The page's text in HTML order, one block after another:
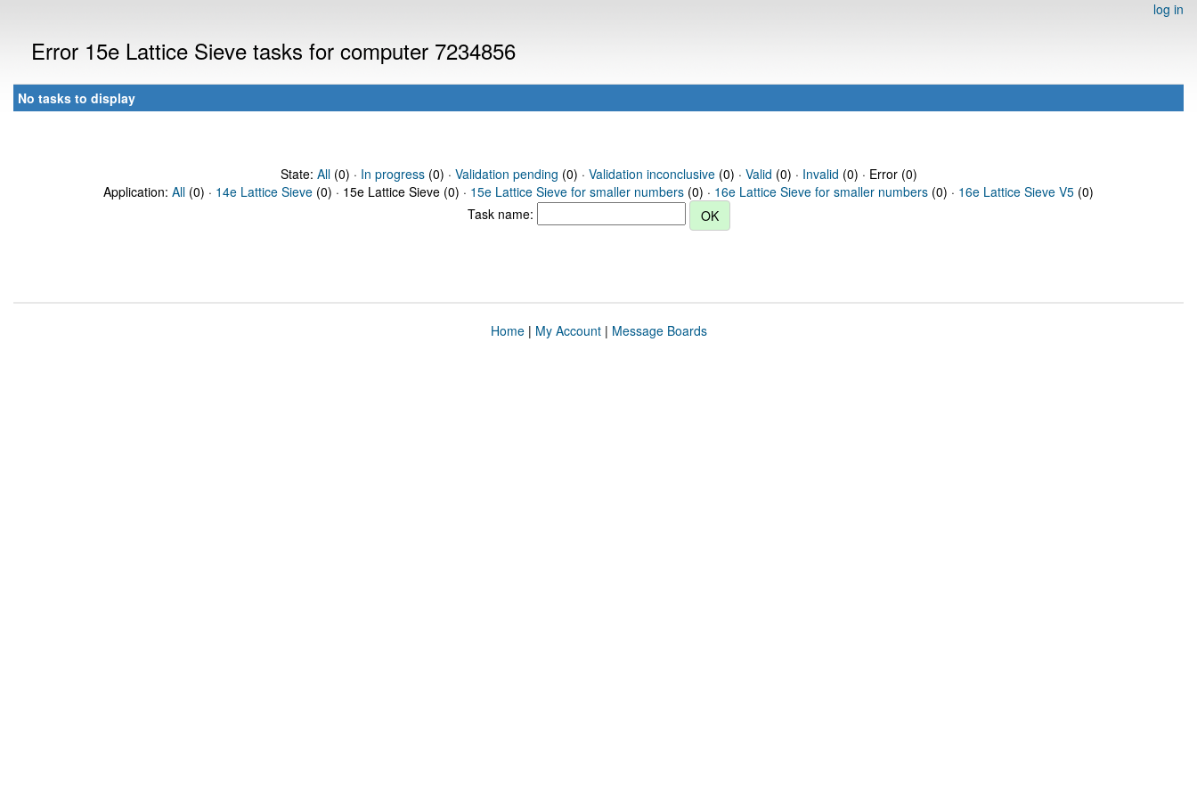
log in
Error 15e Lattice Sieve tasks for computer 7234856
No tasks to display
State: All(0) · In progress(0) · Validation pending (0) · Validation inconclusive(0) · Valid (0) · Invalid (0) · Error (0)
Application: All (0) · 14e Lattice Sieve (0) · 15e Lattice Sieve (0) · 15e Lattice Sieve for smaller numbers (0) · 16e Lattice Sieve for smaller numbers (0) · 16e Lattice Sieve V5 (0)
Task name:
Home| My Account| Message Boards